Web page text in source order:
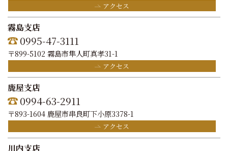
アクセス
霧島支店
0995-47-3111
〒899-5102 霧島市隼人町真孝31-1
アクセス
鹿屋支店
0994-63-2911
〒893-1604 鹿屋市串良町下小原3378-1
アクセス
川内支店